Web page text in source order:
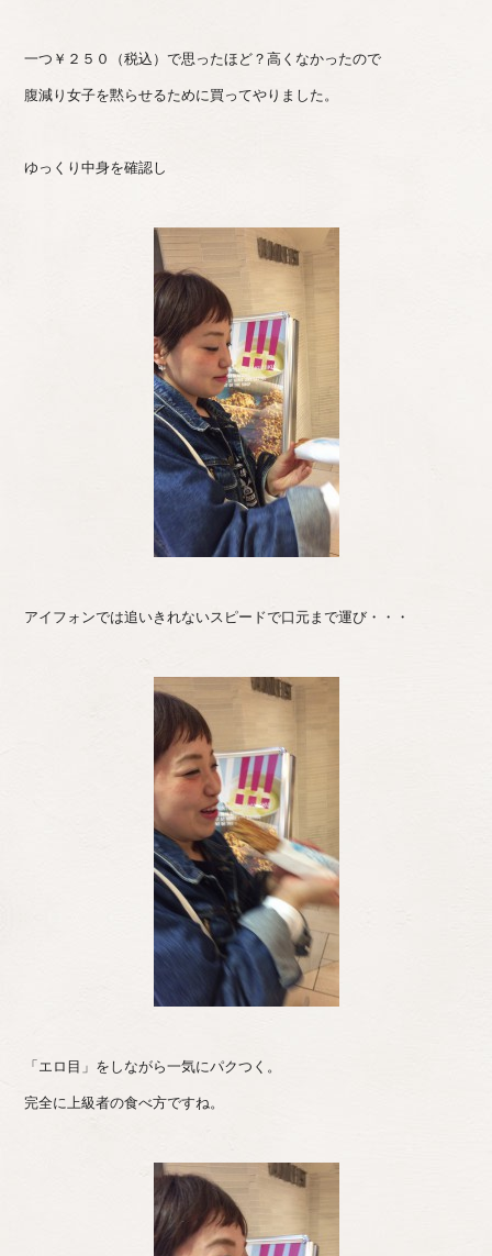
一つ￥２５０（税込）で思ったほど？高くなかったので
腹減り女子を黙らせるために買ってやりました。
ゆっくり中身を確認し
アイフォンでは追いきれないスピードで口元まで運び・・・
「エロ目」をしながら一気にパクつく。
完全に上級者の食べ方ですね。